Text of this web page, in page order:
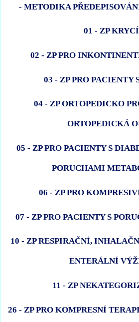
- METODIKA
01 - ZP KRYCÍ
02 - ZP PRO
03 - ZP PRO PACIENTY
04 - ZP ORTOPEDICKO
ORTOPEDICKÁ
05 - ZP PRO PACIENTY S
PORUCHAMI
06 - ZP PRO
07 - ZP PRO PACIENTY S
10 - ZP RESPIRAČNÍ,
ENTERÁLNÍ
11 - ZP
26 - ZP PRO KOMPRESNÍ